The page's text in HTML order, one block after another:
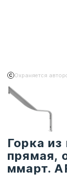
Охраняется
Горка
прямая,
ммарт.